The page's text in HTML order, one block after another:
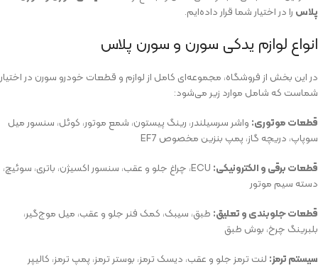
پلاس را در اختیار شما قرار داده‌ایم.
انواع لوازم یدکی سورن و سورن پلاس
در این بخش از فروشگاه، مجموعه‌ای کامل از لوازم و قطعات خودرو سورن در اختیار
شماست که شامل موارد زیر می‌شود:
قطعات موتوری: واشر سرسیلندر، رینگ پیستون، شمع موتور، کوئل، سنسور میل
سوپاپ، دریچه گاز، پمپ بنزین مخصوص EF7
قطعات برقی و الکترونیکی:
ECU، چراغ جلو و عقب، سنسور اکسیژن، باتری، سوئیچ،
دسته سیم موتور
قطعات جلوبندی و تعلیق: طبق، سیبک، کمک فنر جلو و عقب، میل موج‌گیر،
بلبرینگ چرخ، بوش طبق
سیستم ترمز: لنت ترمز جلو و عقب، دیسک ترمز، بوستر ترمز، پمپ ترمز، کالیپر